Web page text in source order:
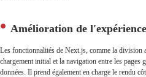
Amélioration de
Les fonctionnalités de Next.js, comme la division
chargement initial et la navigation entre les pages
données. Il prend également en charge le rendu